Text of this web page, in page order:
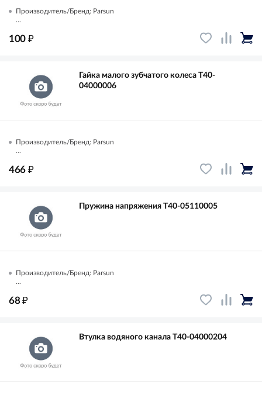
Производитель/Бренд: Parsun
...
100 ₽
Гайка малого зубчатого колеса T40-
04000006
Производитель/Бренд: Parsun
...
466 ₽
Пружина напряжения T40-05110005
Производитель/Бренд: Parsun
...
68₽
Втулка водяного канала T40-04000204